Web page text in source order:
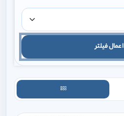
اعمال فیلتر